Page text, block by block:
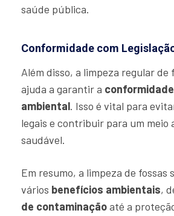
saúde pública.
Conformidade com
Além disso, a limpeza regular de
ajuda a garantir a
ambiental. Isso é vital para
legais e contribuir para um meio
saudável.
Em resumo, a limpeza de fossas
vários benefícios ambientais,
de contaminaçãoaté a